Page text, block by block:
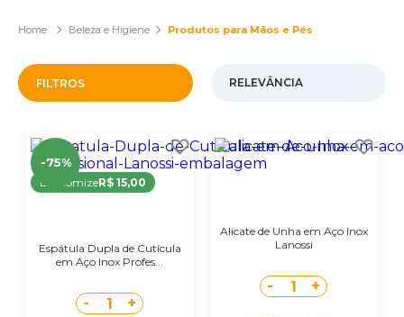
Beleza e Higiene Produtos para Mãos e Pés
FILTROS
-75%
EconomizeR$ 15,00
Espátula Dupla de Cutícula
em Aço Inox Profes...
- 1 +
Alicate de Unha em Aço Inox
Lanossi
- 1 +